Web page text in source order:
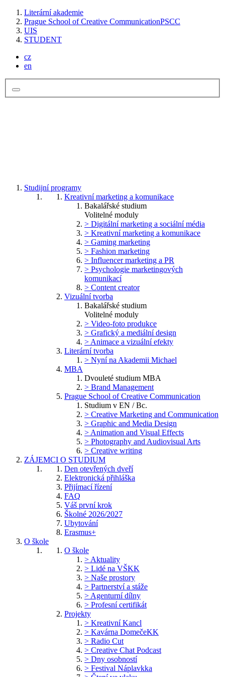
Literární akademie
Prague School of Creative CommunicationPSCC
UIS
STUDENT
cz
en
Studijní programy
Kreativní marketing a komunikace
Bakalářské studium
Volitelné moduly
> Digitální marketing a sociální média
> Kreativní marketing a komunikace
> Gaming marketing
> Fashion marketing
> Influencer marketing a PR
> Psychologie marketingových
komunikací
> Content creator
Vizuální tvorba
Bakalářské studium
Volitelné moduly
> Video-foto produkce
> Grafický a mediální design
> Animace a vizuální efekty
Literární tvorba
> Nyní na Akademii Michael
MBA
Dvouleté studium MBA
> Brand Management
Prague School of Creative Communication
Studium v EN / Bc.
> Creative Marketing and Communication
> Graphic and Media Design
> Animation and Visual Effects
> Photography and Audiovisual Arts
> Creative writing
ZÁJEMCI O STUDIUM
Den otevřených dveří
Elektronická přihláška
Přijímací řízení
FAQ
Váš první krok
Školné 2026/2027
Ubytování
Erasmus+
O škole
O škole
> Aktuality
> Lidé na VŠKK
> Naše prostory
> Partnerství a stáže
> Agenturní dílny
> Profesní certifikát
Projekty
> Kreativní Kancl
> Kavárna DomečeKK
> Radio Cut
> Creative Chat Podcast
> Dny osobností
> Festival Náplavkka